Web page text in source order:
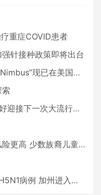
重症COVID患者
针接种政策即将出台
现已在美国占据主导地位
下一次大流行了吗？
少数族裔儿童存在差异
例 加州进入紧急状态